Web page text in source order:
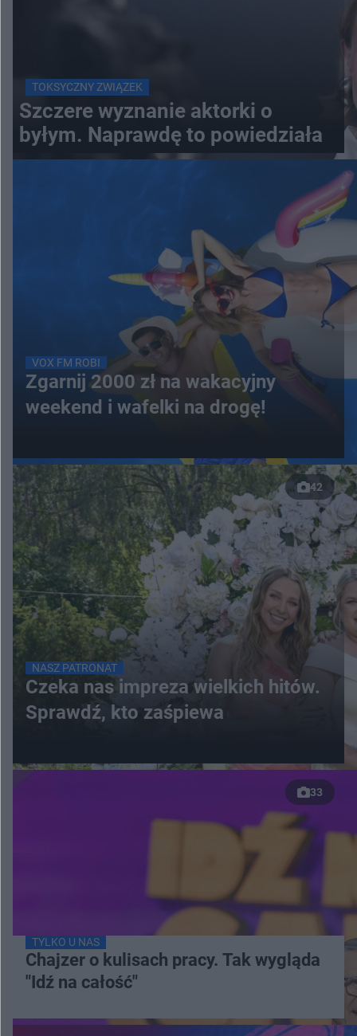
TOKSYCZNY ZWIĄZEK
Szczere wyznanie aktorki o
byłym. Naprawdę to powiedziała
VOX FM ROBI
Zgarnij 2000 zł na wakacyjny
weekend i wafelki na drogę!
42
NASZ PATRONAT
Czeka nas impreza wielkich hitów.
Sprawdź, kto zaśpiewa
33
TYLKO U NAS
Chajzer o kulisach pracy. Tak wygląda
"Idź na całość"